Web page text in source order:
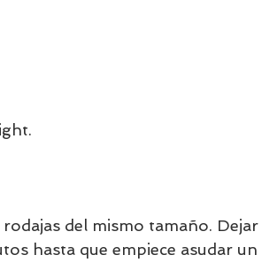
del mismo tamaño. Dejar
hasta que empiece asudar